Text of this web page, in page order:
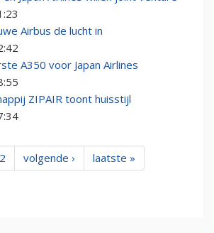
Airbus de lucht in
A350 voor Japan Airlines
ZIPAIR toont huisstijl
2 volgende › laatste »